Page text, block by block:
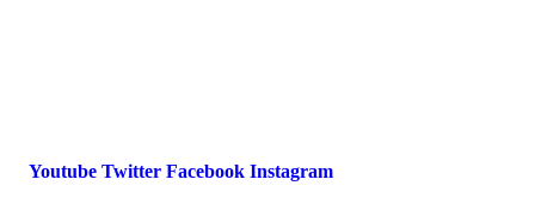
Youtube Twitter Facebook Instagram